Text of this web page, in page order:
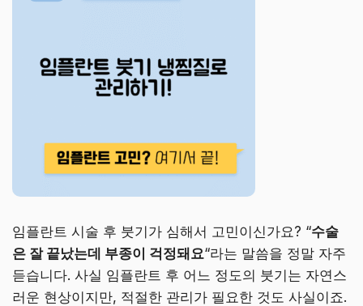
임플란트 시술 후 붓기가 심해서 고민이신가요? “수술
은 잘 끝났는데 부종이 걱정돼요“라는 말씀을 정말 자주
듣습니다. 사실 임플란트 후 어느 정도의 붓기는 자연스
러운 현상이지만, 적절한 관리가 필요한 것도 사실이죠.